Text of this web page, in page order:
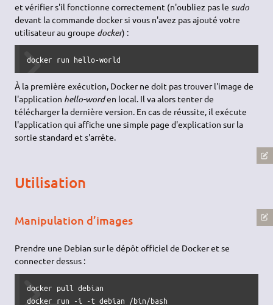
et vérifier s'il fonctionne correctement (n'oubliez pas le sudo
devant la commande docker si vous n'avez pas ajouté votre
utilisateur au groupe docker) :
docker run hello-world
À la première exécution, Docker ne doit pas trouver l'image de
l'application hello-worden local. Il va alors tenter de
télécharger la dernière version. En cas de réussite, il exécute
l'application qui affiche une simple page d'explication sur la
sortie standard et s'arrête.
Utilisation
Manipulation d’images
Prendre une Debian sur le dépôt officiel de Docker et se
connecter dessus :
docker pull debian
docker run -i -t debian /bin/bash